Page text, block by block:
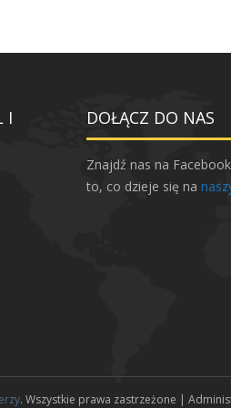
I
DOŁĄCZ DO NAS
Znajdź nas na
to, co dzieje się na
. Wszystkie prawa zastrzeżone |